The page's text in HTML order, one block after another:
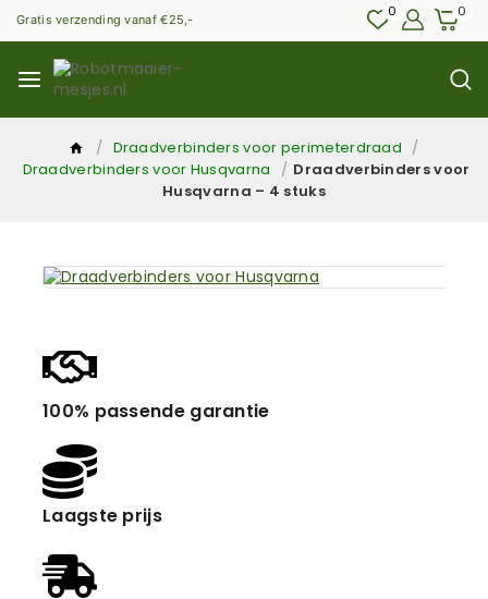
Gratis verzending vanaf €25,- 0 0
/ Draadverbinders voor perimeterdraad /
Draadverbinders voor Husqvarna
/ Draadverbinders voor
Husqvarna – 4 stuks
100% passende garantie
Laagste prijs